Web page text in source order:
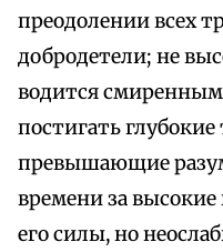
преодолении всех
добродетели; не
водится смиренным
постигать
превышающие
времени за
его силы, но